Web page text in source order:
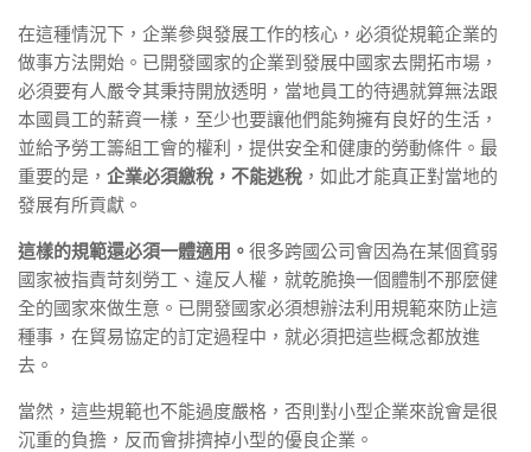
在這種情況下，企業參與發展工作的核心，必須從規範企業的
做事方法開始。已開發國家的企業到發展中國家去開拓市場，
必須要有人嚴令其秉持開放透明，當地員工的待遇就算無法跟
本國員工的薪資一樣，至少也要讓他們能夠擁有良好的生活，
並給予勞工籌組工會的權利，提供安全和健康的勞動條件。最
重要的是， 企業必須繳稅，不能逃稅 ，如此才能真正對當地的
發展有所貢獻。
這樣的規範還必須一體適用。 很多跨國公司會因為在某個貧弱
國家被指責苛刻勞工、違反人權，就乾脆換一個體制不那麼健
全的國家來做生意。已開發國家必須想辦法利用規範來防止這
種事，在貿易協定的訂定過程中，就必須把這些概念都放進
去。
當然，這些規範也不能過度嚴格，否則對小型企業來說會是很
沉重的負擔，反而會排擠掉小型的優良企業。